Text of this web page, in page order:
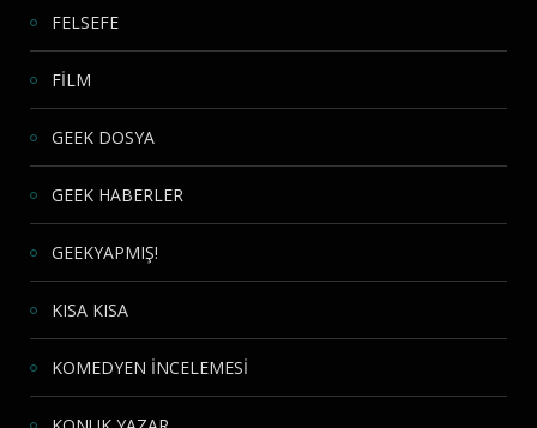
FELSEFE
FİLM
GEEK DOSYA
GEEK HABERLER
GEEKYAPMIŞ!
KISA KISA
KOMEDYEN İNCELEMESİ